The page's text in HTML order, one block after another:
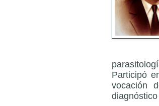
Participó
vocación